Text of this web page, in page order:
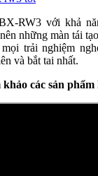
RW3 với khả
những màn tái
trải nghiệm
và bắt tai nhất.
các sản